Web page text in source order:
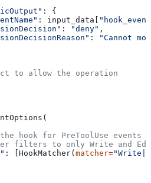
: {
: input_data[
: "deny" ,
:
"Cannot
to allow the operation
hook for PreToolUse events
filters to only Write and
: [HookMatcher( matcher=